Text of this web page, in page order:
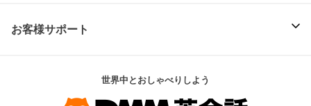
お客様サポート
世界中とおしゃべりしよう